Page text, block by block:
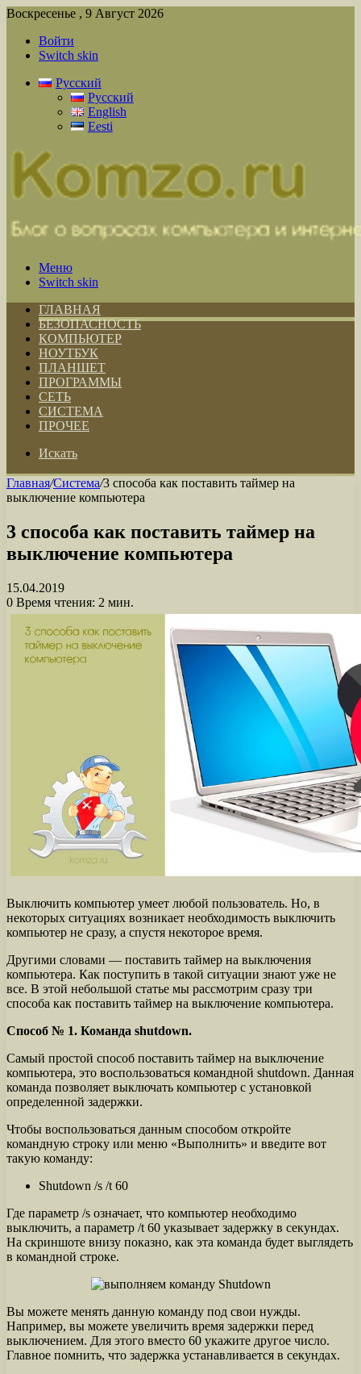
Воскресенье , 9 Август 2026
Войти
Switch skin
Русский
Русский
English
Eesti
Меню
Switch skin
ГЛАВНАЯ
БЕЗОПАСНОСТЬ
КОМПЬЮТЕР
НОУТБУК
ПЛАНШЕТ
ПРОГРАММЫ
СЕТЬ
СИСТЕМА
ПРОЧЕЕ
Искать
Главная/Система/3 способа как поставить таймер на
выключение компьютера
3 способа как поставить таймер на
выключение компьютера
15.04.2019
0 Время чтения: 2 мин.
Выключить компьютер умеет любой пользователь. Но, в
некоторых ситуациях возникает необходимость выключить
компьютер не сразу, а спустя некоторое время.
Другими словами — поставить таймер на выключения
компьютера. Как поступить в такой ситуации знают уже не
все. В этой небольшой статье мы рассмотрим сразу три
способа как поставить таймер на выключение компьютера.
Способ № 1. Команда shutdown.
Самый простой способ поставить таймер на выключение
компьютера, это воспользоваться командной shutdown. Данная
команда позволяет выключать компьютер с установкой
определенной задержки.
Чтобы воспользоваться данным способом откройте
командную строку или меню «Выполнить» и введите вот
такую команду:
Shutdown /s /t 60
Где параметр /s означает, что компьютер необходимо
выключить, а параметр /t 60 указывает задержку в секундах.
На скриншоте внизу показно, как эта команда будет выглядеть
в командной строке.
Вы можете менять данную команду под свои нужды.
Например, вы можете увеличить время задержки перед
выключением. Для этого вместо 60 укажите другое число.
Главное помнить, что задержка устанавливается в секундах.